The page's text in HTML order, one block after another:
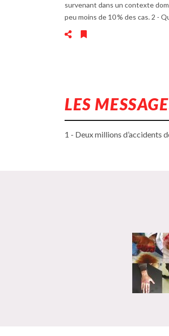
survenant dans un contexte
peu moins de 10 % des cas. 2 -
LES
1 - Deux millions d’accidents